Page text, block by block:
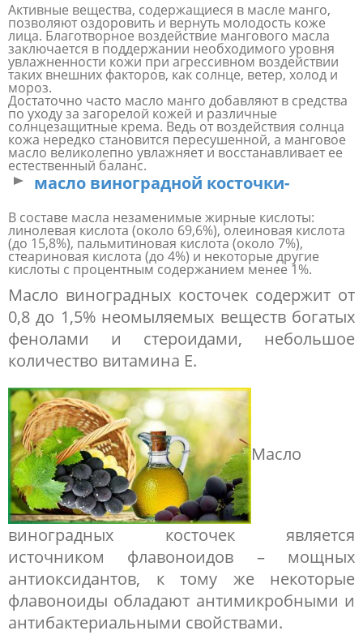
Активные вещества, содержащиеся в масле манго,
позволяют оздоровить и вернуть молодость коже
лица. Благотворное воздействие мангового масла
заключается в поддержании необходимого уровня
увлажненности кожи при агрессивном воздействии
таких внешних факторов, как солнце, ветер, холод и
мороз.
Достаточно часто масло манго добавляют в средства
по уходу за загорелой кожей и различные
солнцезащитные крема. Ведь от воздействия солнца
кожа нередко становится пересушенной, а манговое
масло великолепно увлажняет и восстанавливает ее
естественный баланс.
масло виноградной косточки-
В составе масла незаменимые жирные кислоты:
линолевая кислота (около 69,6%), олеиновая кислота
(до 15,8%), пальмитиновая кислота (около 7%),
стеариновая кислота (до 4%) и некоторые другие
кислоты с процентным содержанием менее 1%.
Масло виноградных косточек содержит от
0,8 до 1,5% неомыляемых веществ богатых
фенолами и стероидами, небольшое
количество витамина Е.
Масло
виноградных косточек является
источником флавоноидов – мощных
антиоксидантов, к тому же некоторые
флавоноиды обладают антимикробными и
антибактериальными свойствами.